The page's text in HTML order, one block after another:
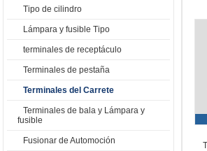
Tipo de cilindro
Lámpara y fusible Tipo
terminales de receptáculo
Terminales de pestaña
Terminales del Carrete
Terminales de bala y Lámpara y
fusible
Fusionar de Automoción